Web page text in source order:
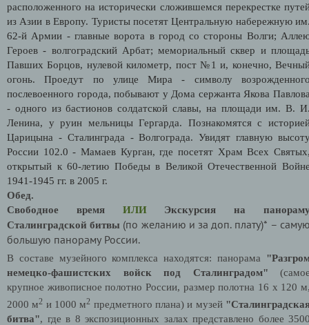
расположенного на исторически сложившемся перекрестке
из Азии в Европу. Туристы посетят Центральную набережную
62-й Армии - главные ворота в город со стороны Волги;
Героев - волгоградский Арбат; мемориальный сквер и
Павших Борцов, нулевой километр, пост №1 и, конечно,
огонь. Проедут по улице Мира - символу
послевоенного города, побывают у Дома сержанта Якова
- одного из бастионов солдатской славы, на площади им. В.
Ленина, у руин мельницы Гергарда. Познакомятся с
Царицына - Сталинграда - Волгограда. Увидят главную
России 102.0 - Мамаев Курган, где посетят Храм Всех
открытый к 60-летию Победы в Великой Отечественной
1941-1945 гг. в 2005 г.
Обед.
Свободное время ИЛИ Экскурсия на
Сталинградской битвы (по желанию и за доп. плату)* –
большую панораму России.
В составе музейного комплекса находятся: панорама
немецко-фашистских войск под Сталинградом"
крупное живописное полотно России, размер полотна 16 х 120
2000 м2 и 1000 м2 предметного плана) и музей
битва", где в 8 экспозиционных залах представлено более